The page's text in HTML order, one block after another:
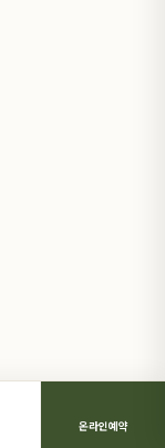
온라인예약